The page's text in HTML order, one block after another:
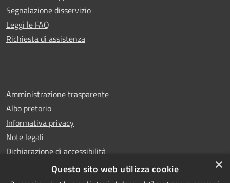
Segnalazione disservizio
Leggi le FAQ
Richiesta di assistenza
Amministrazione trasparente
Albo pretorio
Informativa privacy
Note legali
Dichiarazione di accessibilità
Whistleblowing
×
Questo sito web utilizza cookie